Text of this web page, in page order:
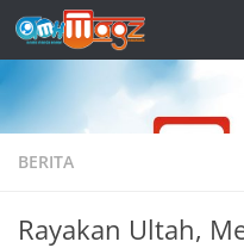
Skip to content
BERITA
Rayakan Ultah,